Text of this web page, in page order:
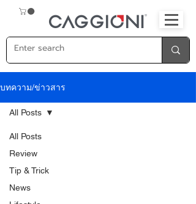
บทความ/ข่าวสาร
All Posts
Review
Tip & Trick
News
All Posts